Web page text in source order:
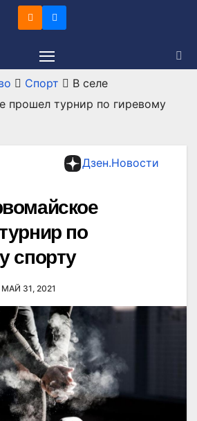
Спорт
В селе
прошел турнир по гиревому
Дзен.Новости
по
спорту
МАЙ 31, 2021